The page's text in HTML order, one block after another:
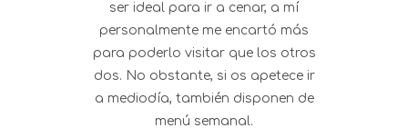
ser ideal para ir a cenar, a mí
personalmente me encartó más
para poderlo visitar que los otros
dos. No obstante, si os apetece ir
a mediodía, también disponen de
menú semanal.